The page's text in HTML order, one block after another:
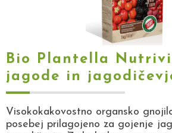
Bio Plantella
jagode in
Visokokakovostno organsko
posebej prilagojeno za gojenje